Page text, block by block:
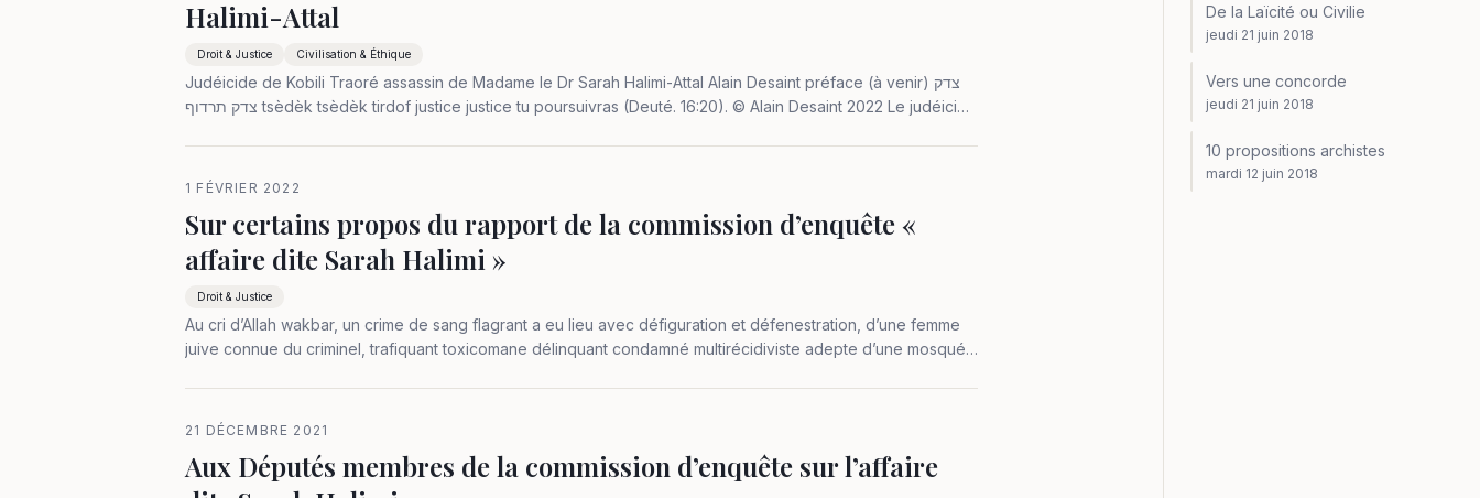
Halimi-Attal
Droit & Justice Civilisation & Éthique
Judéicide de Kobili Traoré assassin de Madame le Dr Sarah Halimi-Attal Alain Desaint préface (à venir) צדק
צדק תרדוף tsèdèk tsèdèk tirdof justice justice tu poursuivras (Deuté. 16:20). © Alain Desaint 2022 Le judéicide
1 FÉVRIER 2022
Sur certains propos du rapport de la commission d’enquête «
affaire dite Sarah Halimi »
Droit & Justice
Au cri d’Allah wakbar, un crime de sang flagrant a eu lieu avec défiguration et défenestration, d’une femme
juive connue du criminel, trafiquant toxicomane délinquant condamné multirécidiviste adepte d’une mosquée
21 DÉCEMBRE 2021
Aux Députés membres de la commission d’enquête sur l’affaire
De la Laïcité ou Civilie
jeudi 21 juin 2018
Vers une concorde
jeudi 21 juin 2018
10 propositions archistes
mardi 12 juin 2018